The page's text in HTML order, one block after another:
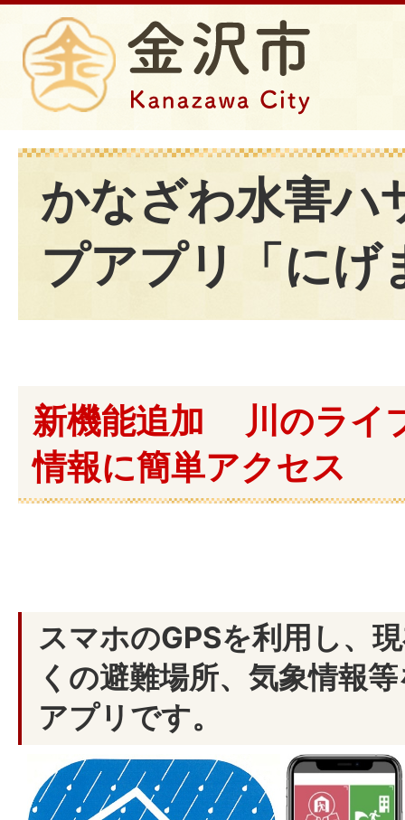
かなざわ水害ハ
プアプリ「にげ
新機能追加 川のライ
情報に簡単アクセス
スマホのGPSを利用し、
くの避難場所、気象情報
アプリです。